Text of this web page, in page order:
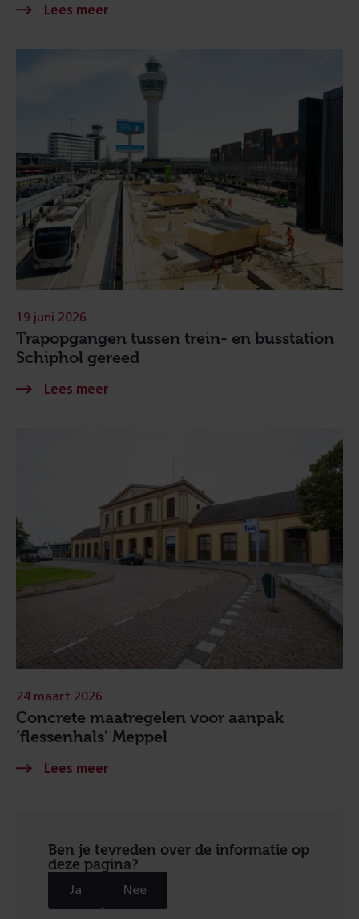
Trapopgangen tussen trein- en busstation
Schiphol gereed
19 juni 2026
Concrete maatregelen voor aanpak
‘flessenhals’ Meppel
24 maart 2026
Ben je tevreden over de informatie op
deze pagina?
Ja Nee